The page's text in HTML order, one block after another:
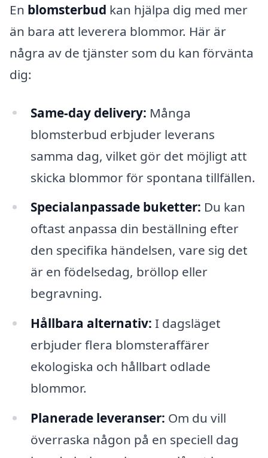
En blomsterbud kan hjälpa dig med mer
än bara att leverera blommor. Här är
några av de tjänster som du kan förvänta
dig:
Same-day delivery: Många
blomsterbud erbjuder leverans
samma dag, vilket gör det möjligt att
skicka blommor för spontana tillfällen.
Specialanpassade buketter: Du kan
oftast anpassa din beställning efter
den specifika händelsen, vare sig det
är en födelsedag, bröllop eller
begravning.
Hållbara alternativ: I dagsläget
erbjuder flera blomsteraffärer
ekologiska och hållbart odlade
blommor.
Planerade leveranser: Om du vill
överraska någon på en speciell dag